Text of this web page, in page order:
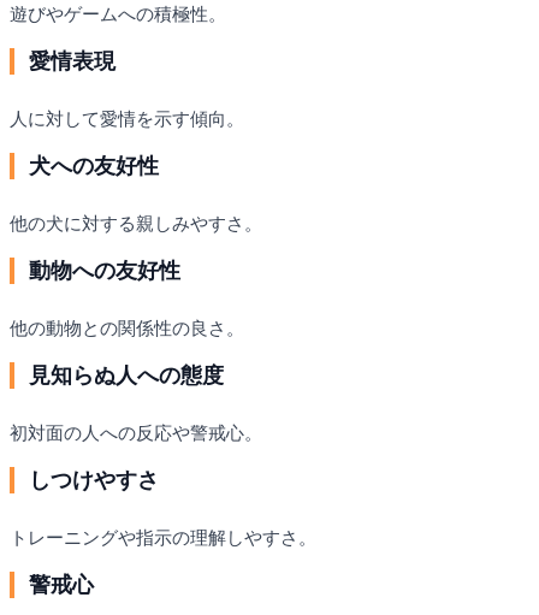
遊びやゲームへの積極性。
愛情表現
人に対して愛情を示す傾向。
犬への友好性
他の犬に対する親しみやすさ。
動物への友好性
他の動物との関係性の良さ。
見知らぬ人への態度
初対面の人への反応や警戒心。
しつけやすさ
トレーニングや指示の理解しやすさ。
警戒心